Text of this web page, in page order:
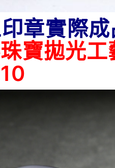
章實際
寶拋光